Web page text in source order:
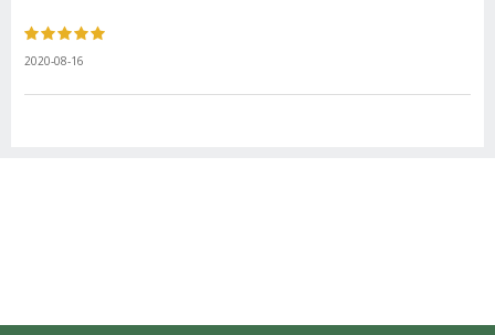
2020-08-16